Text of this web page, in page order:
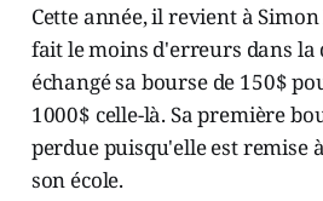
Cette année, il revient à
fait le moins d'erreurs dans la
échangé sa bourse de 150$
1000$ celle-là. Sa première
perdue puisqu'elle est remise
son école.